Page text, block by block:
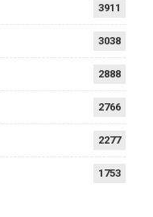
3911
3038
2888
2766
2277
1753